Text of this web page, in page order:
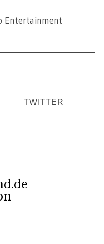
Entertainment
TWITTER